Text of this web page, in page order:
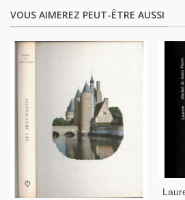
VOUS AIMEREZ PEUT-ÊTRE AUSSI